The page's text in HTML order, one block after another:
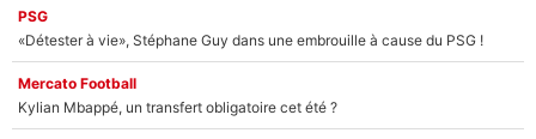
PSG
«Détester à vie», Stéphane Guy dans une embrouille à cause du PSG !
Mercato Football
Kylian Mbappé, un transfert obligatoire cet été ?